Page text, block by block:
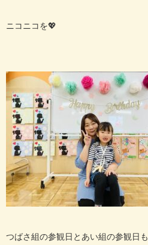
ニコニコを💖
つばさ組の参観日とあい組の参観日も